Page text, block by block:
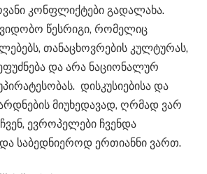
კონფლიქტები გადალახა.
წესრიგი, რომელიც
თანაცხოვრების კულტურას,
და არა ნაციონალურ
დისკუსიებისა და
მიუხედავად, ღრმად ვარ
ევროპელები ჩვენდა
საბედნიეროდ ერთიანნი ვართ.